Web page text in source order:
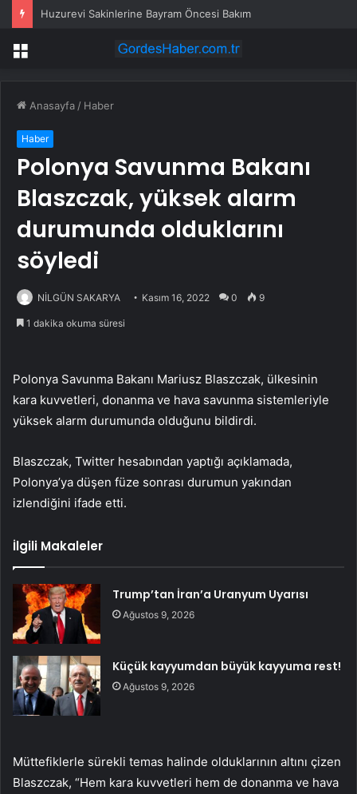
Huzurevi Sakinlerine Bayram Öncesi Bakım
Menü
Anasayfa / Haber
Haber
Polonya Savunma Bakanı
Blaszczak, yüksek alarm
durumunda olduklarını
söyledi
NİLGÜN SAKARYA Kasım 16, 2022 0 9
1 dakika okuma süresi
Polonya Savunma Bakanı Mariusz Blaszczak, ülkesinin
kara kuvvetleri, donanma ve hava savunma sistemleriyle
yüksek alarm durumunda olduğunu bildirdi.
Blaszczak, Twitter hesabından yaptığı açıklamada,
Polonya’ya düşen füze sonrası durumun yakından
izlendiğini ifade etti.
İlgili Makaleler
Trump’tan İran’a Uranyum Uyarısı
Ağustos 9, 2026
Küçük kayyumdan büyük kayyuma rest!
Ağustos 9, 2026
Müttefiklerle sürekli temas halinde olduklarının altını çizen
Blaszczak, “Hem kara kuvvetleri hem de donanma ve hava